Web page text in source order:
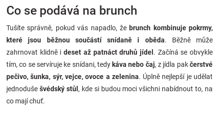
Co se podává na brunch
Tušíte správně, pokud vás napadlo, žebrunch kombinuje pokrmy,
které jsou běžnou součástí snídaně i oběda. Běžně může
zahrnovat klidně ideset až patnáct druhů jídel . Začíná se obvykle
tím, co se servíruje ke snídani, tedykáva nebo čaj, z jídla pakčerstvé
pečivo, šunka, sýr, vejce, ovoce a zelenina. Úplně nejlepší je udělat
jednoduše švédský stůl , kde si budou moci všichni nabídnout to, na
co mají chuť.